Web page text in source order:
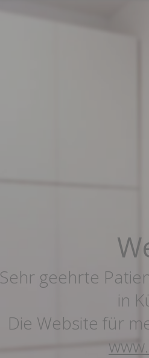
Sehr geehrte
in
Die Website für